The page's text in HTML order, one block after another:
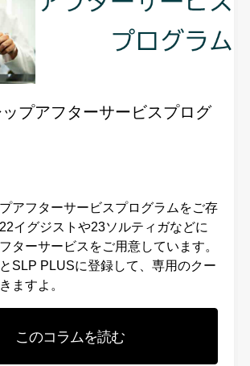
プアフターサービスプログ
アフターサービスプログラムをご存
イグジストや23ソルティガなどに
ターサービスをご用意しています。
SLP PLUSに登録して、専用のクー
ますよ。
このコラムを読む